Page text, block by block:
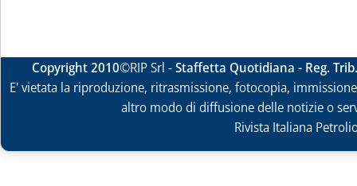
Copyright 2010©RIP Srl -Staffetta Quotidiana - Reg.
E' vietata la riproduzione, ritrasmissione, fotocopia,
altro modo di diffusione delle notizie o
Rivista Italiana